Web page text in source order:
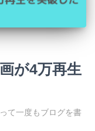
が4万再生
て一度もブログを書